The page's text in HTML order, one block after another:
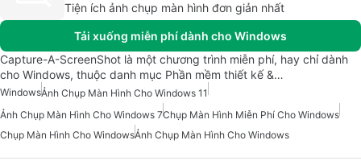
Tiện ích ảnh chụp màn hình đơn giản nhất
Tải xuống miễn phí dành cho Windows
Capture-A-ScreenShot là một chương trình miễn phí, hay chỉ dành
cho Windows, thuộc danh mục Phần mềm thiết kế &…
WindowsẢnh Chụp Màn Hình Cho Windows 11
Ảnh Chụp Màn Hình Cho Windows 7Chụp Màn Hình Miễn Phí Cho Windows
Chụp Màn Hình Cho WindowsẢnh Chụp Màn Hình Cho Windows